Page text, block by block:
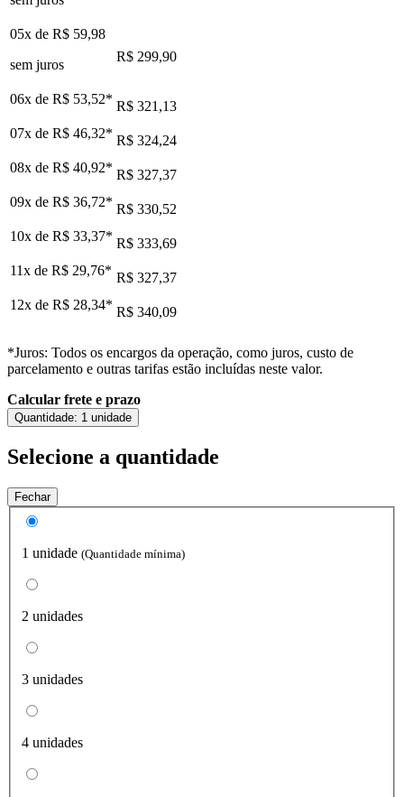
05x de R$ 59,98
sem juros
R$ 299,90
06x de R$ 53,52* R$ 321,13
07x de R$ 46,32* R$ 324,24
08x de R$ 40,92* R$ 327,37
09x de R$ 36,72* R$ 330,52
10x de R$ 33,37* R$ 333,69
11x de R$ 29,76* R$ 327,37
12x de R$ 28,34* R$ 340,09
*Juros: Todos os encargos da operação, como juros, custo de
parcelamento e outras tarifas estão incluídas neste valor.
Calcular frete e prazo
Quantidade: 1 unidade
Selecione a quantidade
Fechar
1 unidade (Quantidade mínima)
2 unidades
3 unidades
4 unidades